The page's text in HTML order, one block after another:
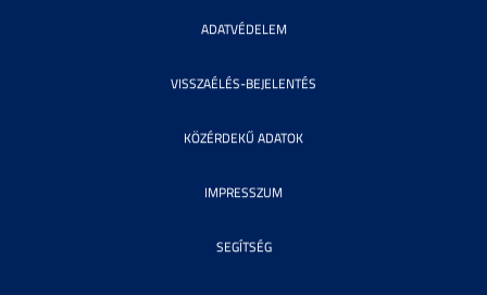
ADATVÉDELEM
VISSZAÉLÉS-BEJELENTÉS
KÖZÉRDEKŰ ADATOK
IMPRESSZUM
SEGÍTSÉG